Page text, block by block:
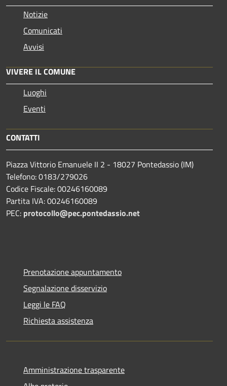
Notizie
Comunicati
Avvisi
VIVERE IL COMUNE
Luoghi
Eventi
CONTATTI
Piazza Vittorio Emanuele II 2 - 18027 Pontedassio (IM)
Telefono: 0183/279026
Codice Fiscale: 00246160089
Partita IVA: 00246160089
PEC: protocollo@pec.pontedassio.net
Prenotazione appuntamento
Segnalazione disservizio
Leggi le FAQ
Richiesta assistenza
Amministrazione trasparente